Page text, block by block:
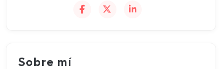
Sobre mí